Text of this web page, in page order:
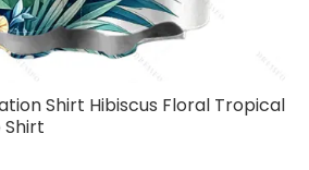
Shirt Hibiscus Floral Tropical
Shirt